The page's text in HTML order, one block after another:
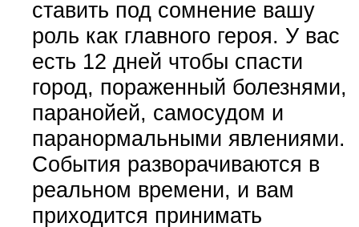
ставить под сомнение вашу
роль как главного героя. У вас
есть 12 дней чтобы спасти
город, пораженный болезнями,
паранойей, самосудом и
паранормальными явлениями.
События разворачиваются в
реальном времени, и вам
приходится принимать